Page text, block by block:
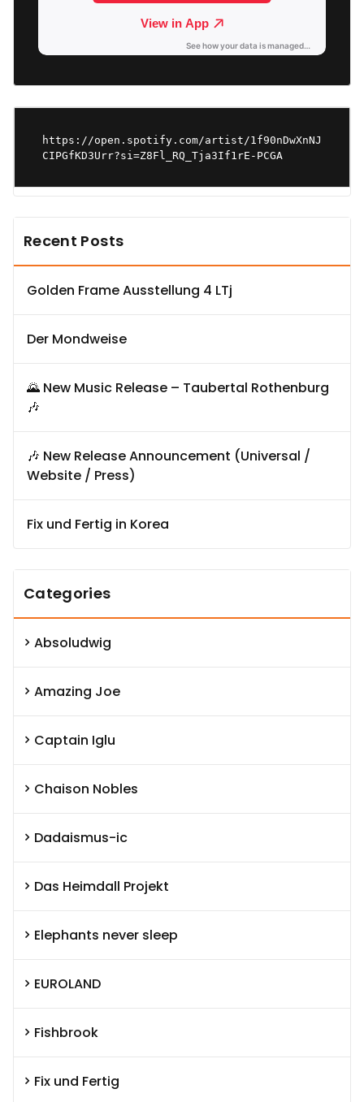
https://open.spotify.com/artist/1f90nDwXnNJ
CIPGfKD3Urr?si=Z8Fl_RQ_Tja3If1rE-PCGA
Recent Posts
Golden Frame Ausstellung 4 LTj
Der Mondweise
🌄 New Music Release – Taubertal Rothenburg
🎶
🎶 New Release Announcement (Universal /
Website / Press)
Fix und Fertig in Korea
Categories
Absoludwig
Amazing Joe
Captain Iglu
Chaison Nobles
Dadaismus-ic
Das Heimdall Projekt
Elephants never sleep
EUROLAND
Fishbrook
Fix und Fertig